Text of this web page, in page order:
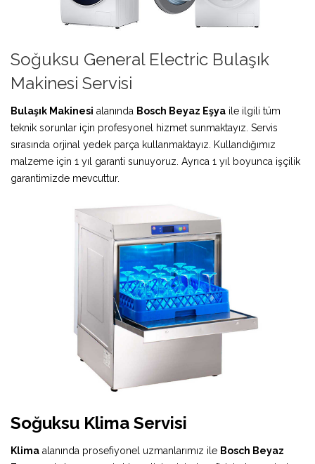
Soğuksu General Electric Bulaşık
Makinesi Servisi
Bulaşık Makinesi alanında Bosch Beyaz Eşya ile ilgili tüm
teknik sorunlar için profesyonel hizmet sunmaktayız. Servis
sırasında orjinal yedek parça kullanmaktayız. Kullandığımız
malzeme için 1 yıl garanti sunuyoruz. Ayrıca 1 yıl boyunca işçilik
garantimizde mevcuttur.
Soğuksu Klima Servisi
Klima alanında prosefiyonel uzmanlarımız ile Bosch Beyaz